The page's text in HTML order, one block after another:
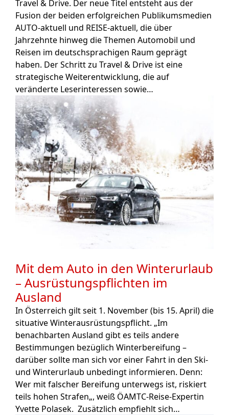
Travel & Drive. Der neue Titel entsteht aus der
Fusion der beiden erfolgreichen Publikumsmedien
AUTO-aktuell und REISE-aktuell, die über
Jahrzehnte hinweg die Themen Automobil und
Reisen im deutschsprachigen Raum geprägt
haben. Der Schritt zu Travel & Drive ist eine
strategische Weiterentwicklung, die auf
veränderte Leserinteressen sowie…
Mit dem Auto in den Winterurlaub
– Ausrüstungspflichten im
Ausland
In Österreich gilt seit 1. November (bis 15. April) die
situative Winterausrüstungspflicht. „Im
benachbarten Ausland gibt es teils andere
Bestimmungen bezüglich Winterbereifung –
darüber sollte man sich vor einer Fahrt in den Ski-
und Winterurlaub unbedingt informieren. Denn:
Wer mit falscher Bereifung unterwegs ist, riskiert
teils hohen Strafen„, weiß ÖAMTC-Reise-Expertin
Yvette Polasek. Zusätzlich empfiehlt sich…